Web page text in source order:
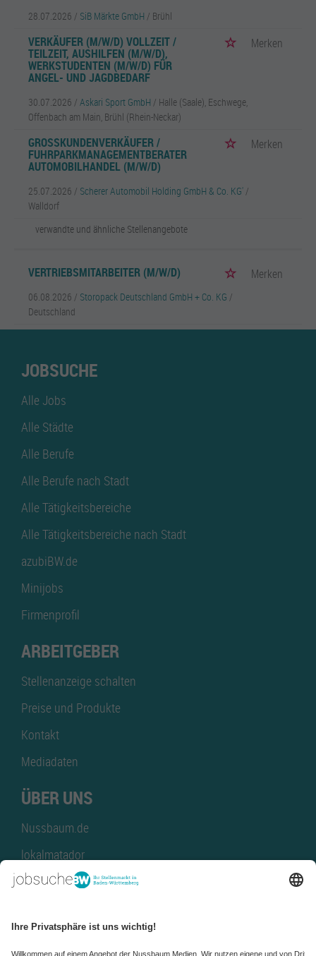
28.07.2026 / SiB Märkte GmbH / Brühl
VERKÄUFER (M/W/D) VOLLZEIT /
TEILZEIT, AUSHILFEN (M/W/D),
WERKSTUDENTEN (M/W/D) FÜR
ANGEL- UND JAGDBEDARF
Merken
30.07.2026 / Askari Sport GmbH / Halle (Saale), Eschwege,
Offenbach am Main, Brühl (Rhein-Neckar)
GROSSKUNDENVERKÄUFER / F
UHRPARKMANAGEMENTBERATER A
UTOMOBILHANDEL (M/W/D)
Merken
25.07.2026 / Scherer Automobil Holding GmbH & Co. KG' /
Walldorf
verwandte und ähnliche Stellenangebote
VERTRIEBSMITARBEITER (M/W/D) Merken
06.08.2026 / Storopack Deutschland GmbH + Co. KG /
Deutschland
JOBSUCHE
Alle Jobs
Alle Städte
Alle Berufe
Alle Berufe nach Stadt
Alle Tätigkeitsbereiche
Alle Tätigkeitsbereiche nach Stadt
azubiBW.de
Minijobs
Firmenprofil
ARBEITGEBER
Stellenanzeige schalten
Preise und Produkte
Kontakt
Mediadaten
ÜBER UNS
Nussbaum.de
lokalmatador
kaufinBW
NussbaumID